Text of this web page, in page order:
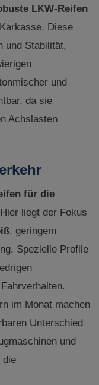
LKW-Reifen
Diese
und Stabilität,
und
da sie
Achslasten
für die
liegt der Fokus
, geringem
Spezielle Profile
im Monat machen
Unterschied
und
die